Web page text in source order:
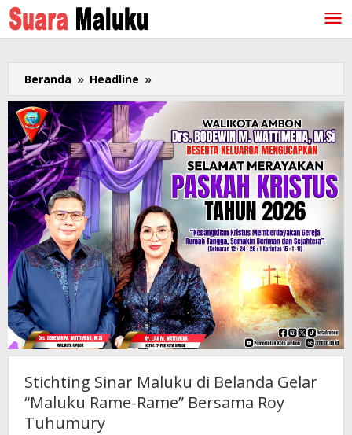
Lewati
ke
konten
Beranda » Headline »
Sinar
Maluku
Belanda
Gelar
“Maluku
Rame-
Rame”
Bersama
Roy
Tuhumury
Stichting Sinar Maluku di Belanda Gelar
“Maluku Rame-Rame” Bersama Roy
Tuhumury